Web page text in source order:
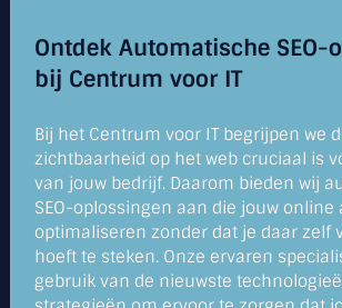
Ontdek Automatische SEO-
bij Centrum voor IT
Bij het Centrum voor IT begrijpen we
zichtbaarheid op het web cruciaal is
van jouw bedrijf. Daarom bieden wij
SEO-oplossingen aan die jouw online
optimaliseren zonder dat je daar zelf
hoeft te steken. Onze ervaren
gebruik van de nieuwste